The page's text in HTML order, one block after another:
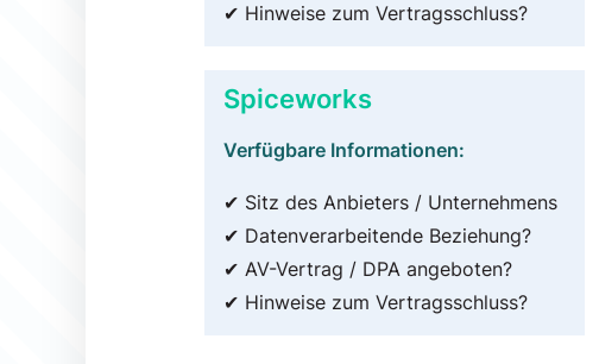
✔ Hinweise zum Vertragsschluss?
Spiceworks
Verfügbare Informationen:
✔ Sitz des Anbieters / Unternehmens
✔ Datenverarbeitende Beziehung?
✔ AV-Vertrag / DPA angeboten?
✔ Hinweise zum Vertragsschluss?